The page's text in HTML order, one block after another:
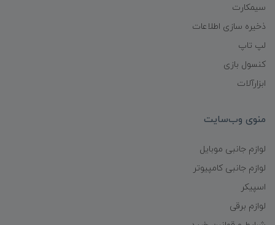
سیمکارت
ذخیره سازی اطلاعات
لپ تاپ
کنسول بازی
ابزارآلات
منوی وب‌سایت
لوازم جانبی موبایل
لوازم جانبی کامپیوتر
اسپیکر
لوازم برقی